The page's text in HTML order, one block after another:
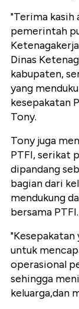
"Terima kasih
pemerintah
Dinas
kabupaten,
yang
kesepakatan
Tony.
Tony juga
PTFI, serikat
dipandang
bagian dari
mendukung
bersama PTFI.
untuk
operasional
sehingga
keluarga,dan